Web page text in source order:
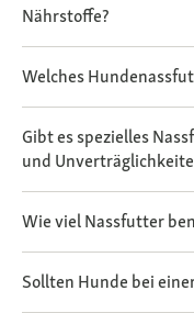
Nährstoffe?
Welches
Gibt es spezielles
und
Wie viel Nassfutter
Sollten Hunde bei